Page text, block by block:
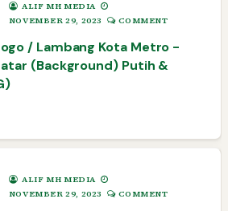
ALIF MH MEDIA
NOVEMBER 29, 2023
COMMENT
/ Lambang Kota Metro -
(Background) Putih &
ALIF MH MEDIA
NOVEMBER 29, 2023
COMMENT